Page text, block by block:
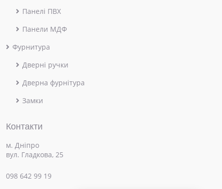
Панелі ПВХ
Панели МДФ
Фурнитура
Дверні ручки
Дверна фурнітура
Замки
Контакти
м. Дніпро
вул. Гладкова, 25
098 642 99 19